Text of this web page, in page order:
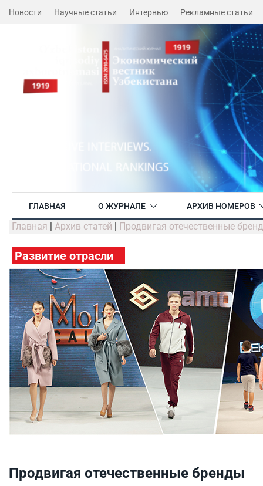
Новости Научные статьи Интервью Рекламные статьи
ГЛАВНАЯ О ЖУРНАЛЕ АРХИВ НОМЕРОВ
Главная | Архив статей | Продвигая отечественные
Развитие отрасли
Продвигая отечественные бренды